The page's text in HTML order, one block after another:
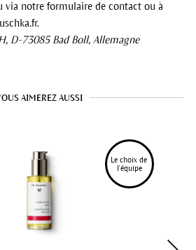
via notre formulaire de contact ou à
D-73085 Bad Boll, Allemagne
AIMEREZ AUSSI
Le choix de
l'équipe